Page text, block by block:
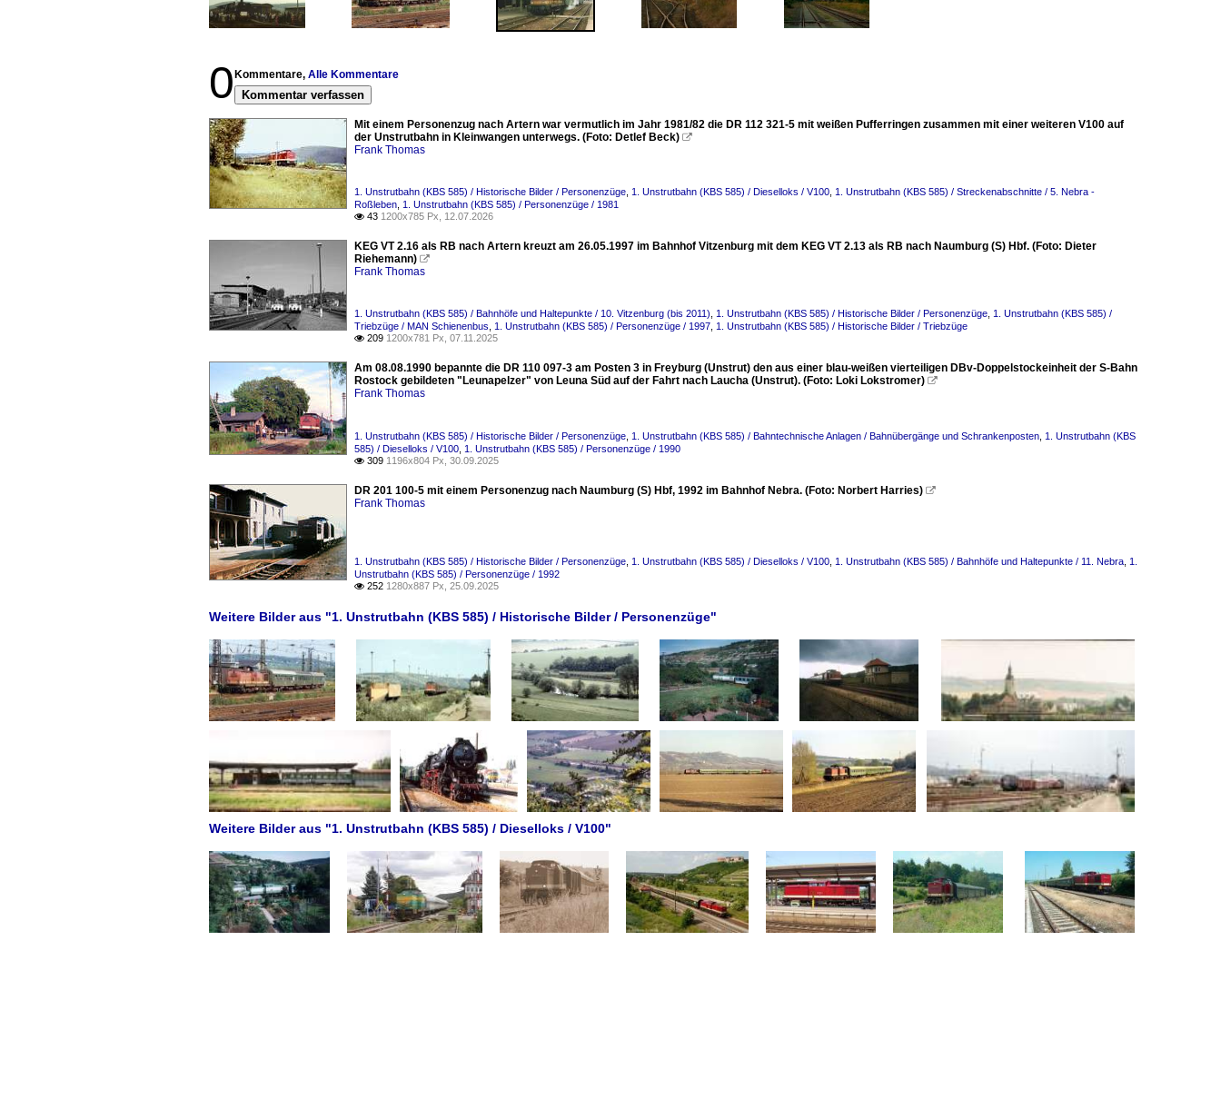
0 Kommentare, Alle Kommentare
Kommentar verfassen
Mit einem Personenzug nach Artern war vermutlich im Jahr 1981/82 die DR 112 321-5 mit weißen Pufferringen zusammen mit einer weiteren V100 auf
der Unstrutbahn in Kleinwangen unterwegs. (Foto: Detlef Beck) 
Frank Thomas
1. Unstrutbahn (KBS 585) / Historische Bilder / Personenzüge 1. Unstrutbahn (KBS 585) / Dieselloks / V100 1. Unstrutbahn (KBS 585) / Streckenabschnitte / 5. Nebra -
Roßleben 1. Unstrutbahn (KBS 585) / Personenzüge / 1981
 43 1200x785 Px, 12.07.2026
KEG VT 2.16 als RB nach Artern kreuzt am 26.05.1997 im Bahnhof Vitzenburg mit dem KEG VT 2.13 als RB nach Naumburg (S) Hbf. (Foto: Dieter
Riehemann) 
Frank Thomas
1. Unstrutbahn (KBS 585) / Bahnhöfe und Haltepunkte / 10. Vitzenburg (bis 2011) 1. Unstrutbahn (KBS 585) / Historische Bilder / Personenzüge 1. Unstrutbahn (KBS 585) /
Triebzüge / MAN Schienenbus
1. Unstrutbahn (KBS 585) / Personenzüge / 1997 1. Unstrutbahn (KBS 585) / Historische Bilder / Triebzüge
 209 1200x781 Px, 07.11.2025
Am 08.08.1990 bepannte die DR 110 097-3 am Posten 3 in Freyburg (Unstrut) den aus einer blau-weißen vierteiligen DBv-Doppelstockeinheit der S-Bahn
Rostock gebildeten "Leunapelzer" von Leuna Süd auf der Fahrt nach Laucha (Unstrut). (Foto: Loki Lokstromer) 
Frank Thomas
1. Unstrutbahn (KBS 585) / Historische Bilder / Personenzüge 1. Unstrutbahn (KBS 585) / Bahntechnische Anlagen / Bahnübergänge und Schrankenposten 1. Unstrutbahn (KBS
585) / Dieselloks / V100 1. Unstrutbahn (KBS 585) / Personenzüge / 1990
 309 1196x804 Px, 30.09.2025
DR 201 100-5 mit einem Personenzug nach Naumburg (S) Hbf, 1992 im Bahnhof Nebra. (Foto: Norbert Harries) 
Frank Thomas
1. Unstrutbahn (KBS 585) / Historische Bilder / Personenzüge 1. Unstrutbahn (KBS 585) / Dieselloks / V100 1. Unstrutbahn (KBS 585) / Bahnhöfe und Haltepunkte / 11. Nebra 1.
Unstrutbahn (KBS 585) / Personenzüge / 1992
 252 1280x887 Px, 25.09.2025
Weitere Bilder aus "1. Unstrutbahn (KBS 585) / Historische Bilder / Personenzüge"
Weitere Bilder aus "1. Unstrutbahn (KBS 585) / Dieselloks / V100"